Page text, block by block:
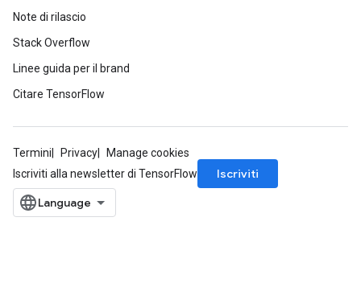
Note di rilascio
Stack Overflow
Linee guida per il brand
Citare TensorFlow
Termini Privacy
Manage cookies
Iscriviti alla newsletter di TensorFlow
Iscriviti